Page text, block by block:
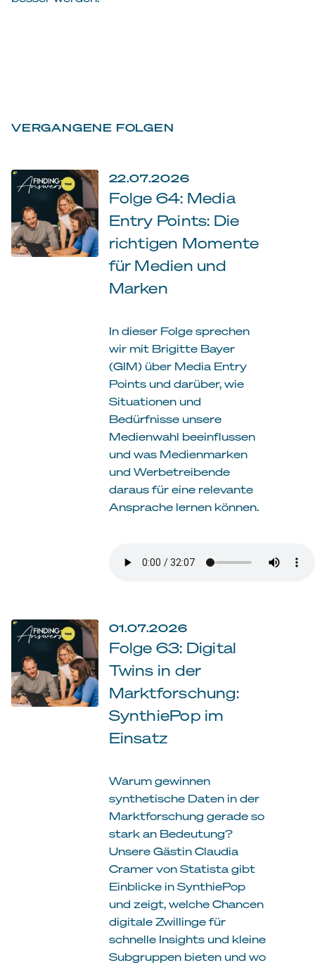
VERGANGENE FOLGEN
22.07.2026
Folge 64: Media
Entry Points: Die
richtigen Momente
für Medien und
Marken
In dieser Folge sprechen
wir mit Brigitte Bayer
(GIM) über Media Entry
Points und darüber, wie
Situationen und
Bedürfnisse unsere
Medienwahl beeinflussen
und was Medienmarken
und Werbetreibende
daraus für eine relevante
Ansprache lernen können.
01.07.2026
Folge 63: Digital
Twins in der
Marktforschung:
SynthiePop im
Einsatz
Warum gewinnen
synthetische Daten in der
Marktforschung gerade so
stark an Bedeutung?
Unsere Gästin Claudia
Cramer von Statista gibt
Einblicke in SynthiePop
und zeigt, welche Chancen
digitale Zwillinge für
schnelle Insights und kleine
Subgruppen bieten und wo